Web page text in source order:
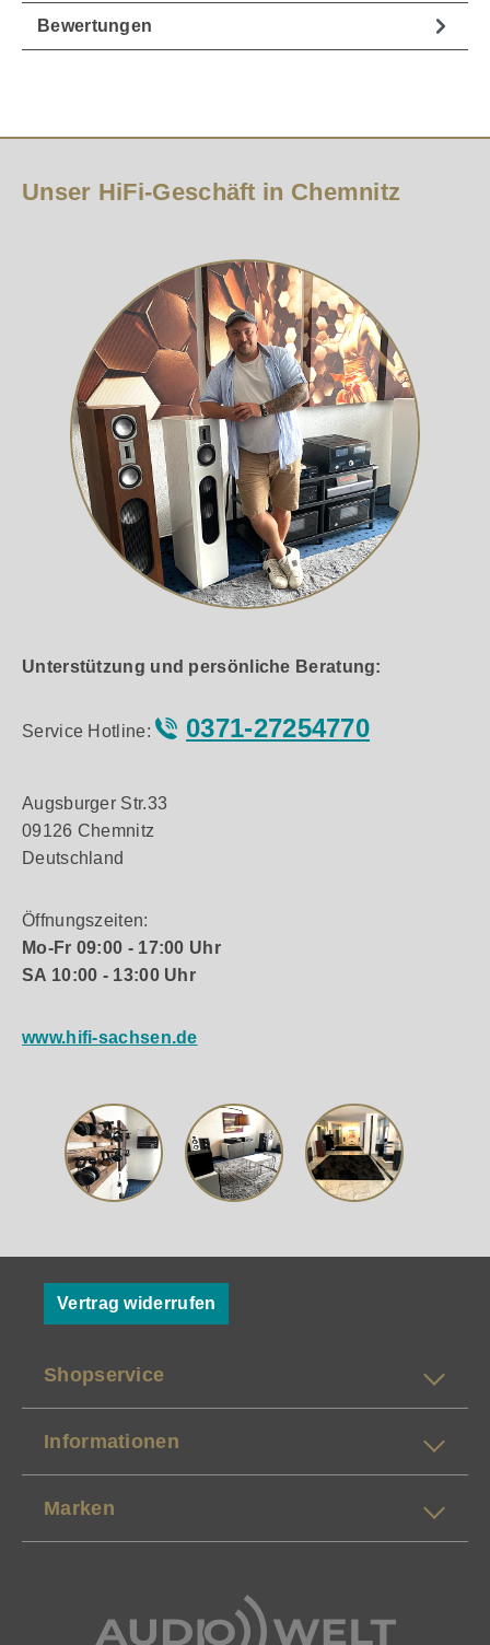
Bewertungen
Unser HiFi-Geschäft in Chemnitz
Unterstützung und persönliche Beratung:
Service Hotline: 0371-27254770
Augsburger Str.33
09126 Chemnitz
Deutschland
Öffnungszeiten:
Mo-Fr 09:00 - 17:00 Uhr
SA 10:00 - 13:00 Uhr
www.hifi-sachsen.de
Vertrag widerrufen
Shopservice
Informationen
Marken